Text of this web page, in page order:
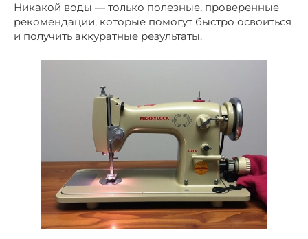
Никакой воды — только полезные, проверенные
рекомендации, которые помогут быстро освоиться
и получить аккуратные результаты.